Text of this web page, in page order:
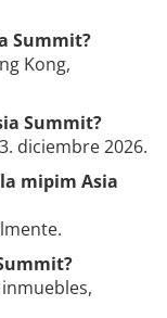
Summit?
Kong,
Summit?
diciembre 2026.
mipim Asia